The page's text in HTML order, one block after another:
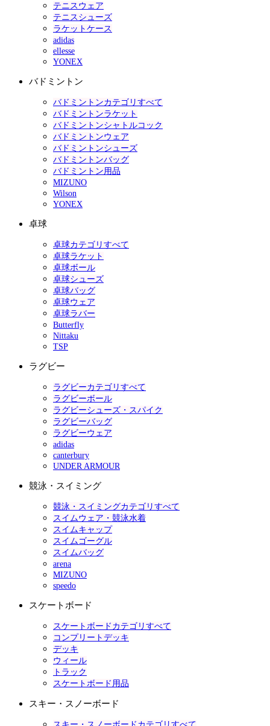
テニスウェア
テニスシューズ
ラケットケース
adidas
ellesse
YONEX
バドミントン
バドミントンカテゴリすべて
バドミントンラケット
バドミントンシャトルコック
バドミントンウェア
バドミントンシューズ
バドミントンバッグ
バドミントン用品
MIZUNO
Wilson
YONEX
卓球
卓球カテゴリすべて
卓球ラケット
卓球ボール
卓球シューズ
卓球バッグ
卓球ウェア
卓球ラバー
Butterfly
Nittaku
TSP
ラグビー
ラグビーカテゴリすべて
ラグビーボール
ラグビーシューズ・スパイク
ラグビーバッグ
ラグビーウェア
adidas
canterbury
UNDER ARMOUR
競泳・スイミング
競泳・スイミングカテゴリすべて
スイムウェア・競泳水着
スイムキャップ
スイムゴーグル
スイムバッグ
arena
MIZUNO
speedo
スケートボード
スケートボードカテゴリすべて
コンプリートデッキ
デッキ
ウィール
トラック
スケートボード用品
スキー・スノーボード